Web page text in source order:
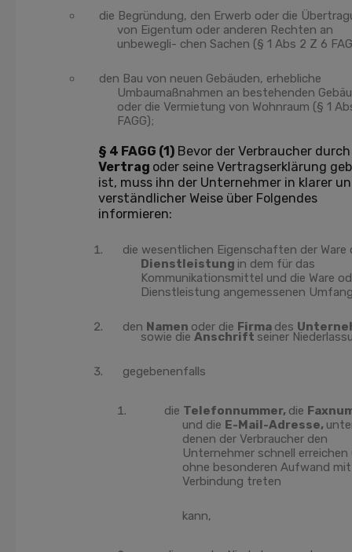
die Begründung, den Erwerb oder die
von Eigentum oder anderen Rechten an
unbewegli- chen Sachen (§ 1 Abs 2 Z 6
den Bau von neuen Gebäuden, erhebliche
Umbaumaßnahmen an bestehenden
oder die Vermietung von Wohnraum (§ 1
FAGG);
§ 4 FAGG (1) Bevor der Verbraucher
Vertrag oder seine Vertragserklärung
ist, muss ihn der Unternehmer in klarer
verständlicher Weise über Folgendes
informieren:
die wesentlichen Eigenschaften der Ware
Dienstleistung in dem für das
Kommunikationsmittel und die Ware
Dienstleistung angemessenen
den Namen oder die Firma des
sowie die Anschrift seiner
gegebenenfalls
die Telefonnummer, die
und die E-Mail-Adresse,
denen der Verbraucher den
Unternehmer schnell erreichen
ohne besonderen Aufwand
Verbindung treten
kann,